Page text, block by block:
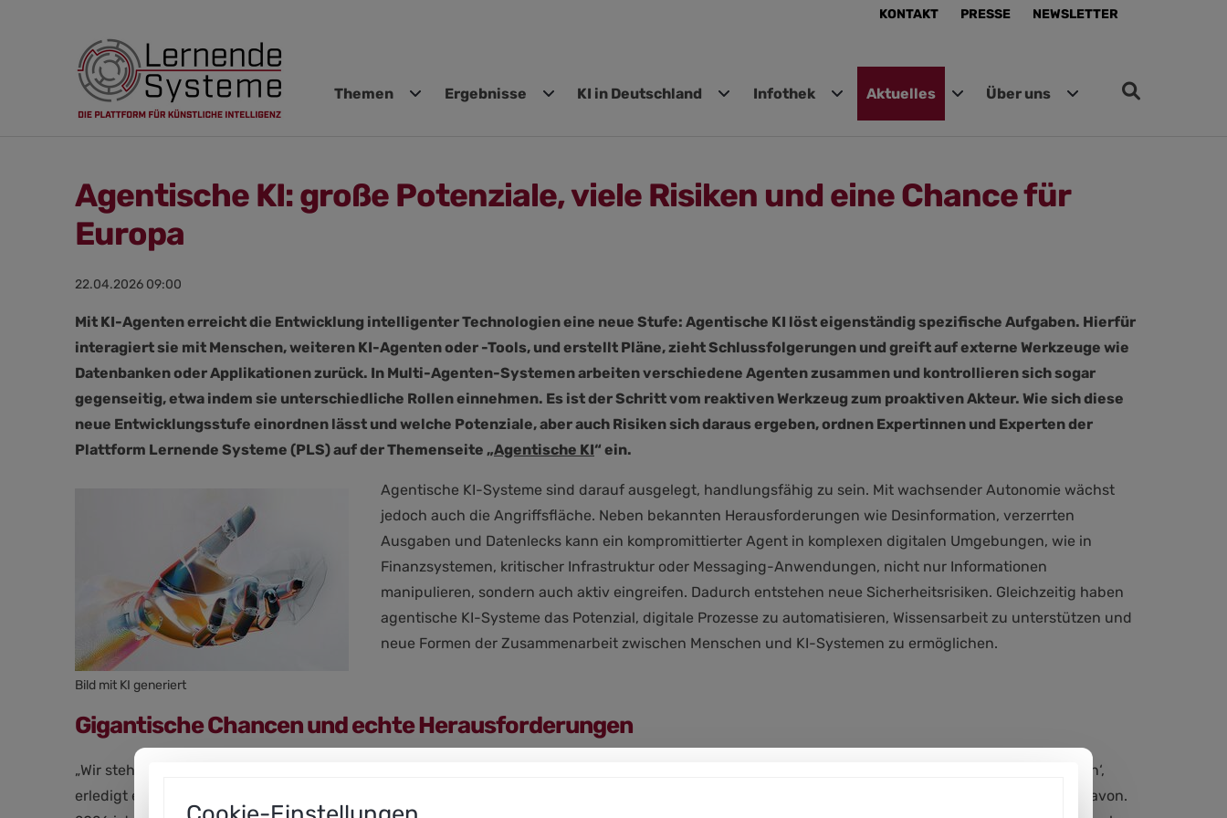
KONTAKT PRESSE NEWSLETTER
Navigation
Themen Ergebnisse KI in Deutschland Infothek Aktuelles Über uns
Agentische KI: große Potenziale, viele Risiken und eine Chance für
Europa
22.04.2026 09:00
Mit KI-Agenten erreicht die Entwicklung intelligenter Technologien eine neue Stufe: Agentische KI löst eigenständig spezifische Aufgaben. Hierfür
interagiert sie mit Menschen, weiteren KI-Agenten oder -Tools, und erstellt Pläne, zieht Schlussfolgerungen und greift auf externe Werkzeuge wie
Datenbanken oder Applikationen zurück. In Multi-Agenten-Systemen arbeiten verschiedene Agenten zusammen und kontrollieren sich sogar
gegenseitig, etwa indem sie unterschiedliche Rollen einnehmen. Es ist der Schritt vom reaktiven Werkzeug zum proaktiven Akteur. Wie sich diese
neue Entwicklungsstufe einordnen lässt und welche Potenziale, aber auch Risiken sich daraus ergeben, ordnen Expertinnen und Experten der
Plattform Lernende Systeme (PLS) auf der Themenseite „Agentische KI“ ein.
Bild mit KI generiert
Agentische KI-Systeme sind darauf ausgelegt, handlungsfähig zu sein. Mit wachsender Autonomie wächst
jedoch auch die Angriffsfläche. Neben bekannten Herausforderungen wie Desinformation, verzerrten
Ausgaben und Datenlecks kann ein kompromittierter Agent in komplexen digitalen Umgebungen, wie in
Finanzsystemen, kritischer Infrastruktur oder Messaging-Anwendungen, nicht nur Informationen
manipulieren, sondern auch aktiv eingreifen. Dadurch entstehen neue Sicherheitsrisiken. Gleichzeitig haben
agentische KI-Systeme das Potenzial, digitale Prozesse zu automatisieren, Wissensarbeit zu unterstützen und
neue Formen der Zusammenarbeit zwischen Menschen und KI-Systemen zu ermöglichen.
Gigantische Chancen und echte Herausforderungen
„Wir stehen an einem Wendepunkt: KI-Systeme sprechen nicht mehr nur, sie handeln. Wenn Sie sagen: ,Finde meine Hotelrechnung und reiche sie ein‘,
erledigt ein Agent das eigenständig, Schritt für Schritt, egal, wie die Hotelrechnung gestaltet ist. Allen Newell und Herbert A. Simon träumten 1959 davon.